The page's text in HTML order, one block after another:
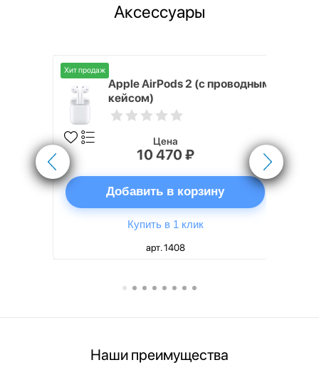
Аксессуары
Хит продаж
Apple AirPods 2 (с проводным
кейсом)
Цена
10 470 ₽
Добавить в корзину
Купить в 1 клик
арт. 1408
Наши преимущества